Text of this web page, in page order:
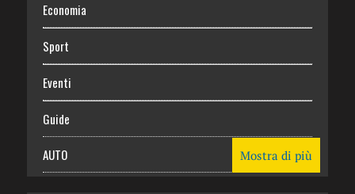
Economia
Sport
Eventi
Guide
AUTO Mostra di più